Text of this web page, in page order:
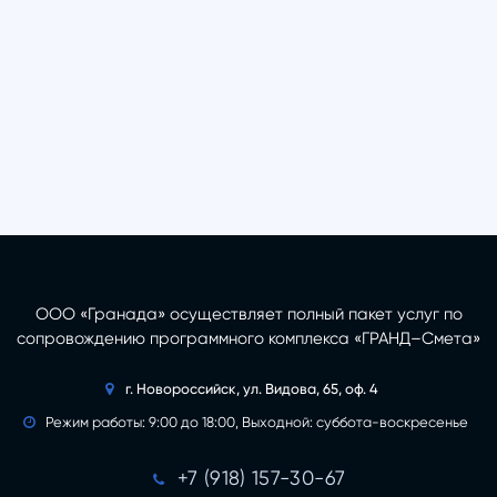
ООО «Гранада» осуществляет полный пакет услуг по
сопровождению программного комплекса «ГРАНД–Смета»
 г. Новороссийск, ул. Видова, 65, оф. 4
 Режим работы: 9:00 до 18:00, Выходной: суббота-воскресенье
 +7 (918) 157-30-67